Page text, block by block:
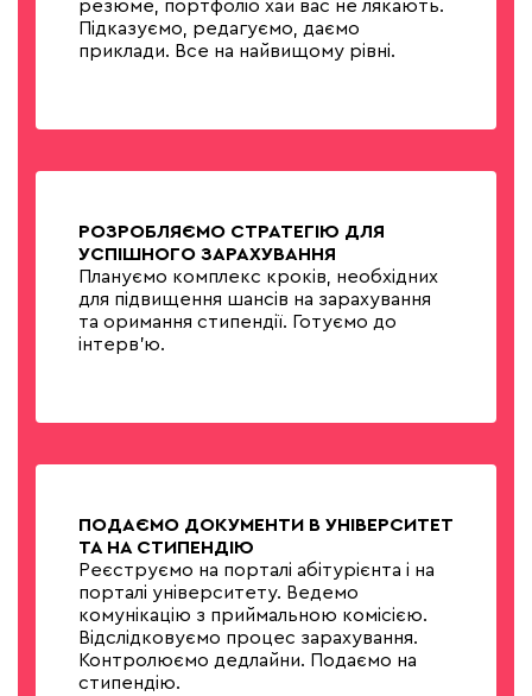
Підказуємо, редагуємо, даємо
приклади. Все на найвищому рівні.
РОЗРОБЛЯЄМО СТРАТЕГІЮ ДЛЯ
УСПІШНОГО ЗАРАХУВАННЯ
Плануємо комплекс кроків, необхідних
для підвищення шансів на зарахування
та оримання стипендії. Готуємо до
інтерв'ю.
ПОДАЄМО ДОКУМЕНТИ В УНІВЕРСИТЕТ
ТА НА СТИПЕНДІЮ
Реєструємо на порталі абітурієнта і на
порталі університету. Ведемо
комунікацію з приймальною комісією.
Відслідковуємо процес зарахування.
Контролюємо дедлайни. Подаємо на
стипендію.